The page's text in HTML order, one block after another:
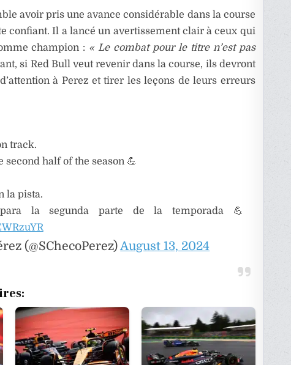
avoir pris une avance considérable dans la course
confiant. Il a lancé un avertissement clair à ceux qui
champion : « Le combat pour le titre n’est pas
si Red Bull veut revenir dans la course, ils devront
à Perez et tirer les leçons de leurs erreurs
track.
second half of the season 💪
la pista.
la segunda parte de la temporada 💪
(@SChecoPerez)August 13, 2024